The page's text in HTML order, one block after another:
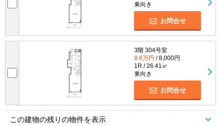
東向き
お問合せ
3階 304号室
8.6万円 / 8,000円
1R / 26.41㎡
東向き
お問合せ
この建物の残りの物件を表示